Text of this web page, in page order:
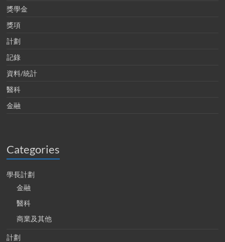
獎學金
獎項
計劃
記錄
資料/統計
醫科
金融
Categories
學長計劃
金融
醫科
商業及其他
計劃